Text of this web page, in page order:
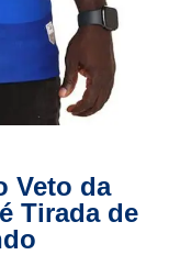
Veto da
Tirada de